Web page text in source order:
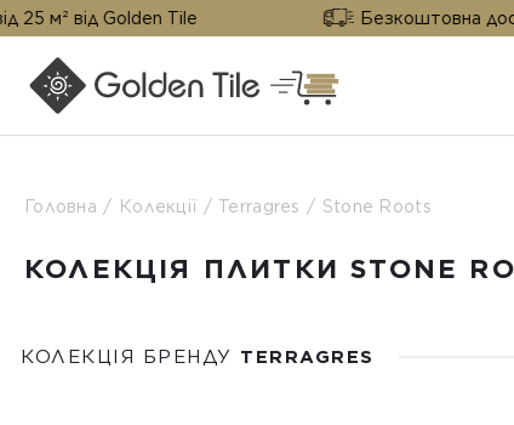
Golden Tile Безкоштовна доставка від
Головна Колекції Terragres Stone Roots
КОЛЕКЦІЯ ПЛИТКИ STONE
КОЛЕКЦІЯ БРЕНДУ TERRAGRES